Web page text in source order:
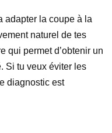
adapter la coupe à la
naturel de tes
qui permet d’obtenir un
Si tu veux éviter les
diagnostic est